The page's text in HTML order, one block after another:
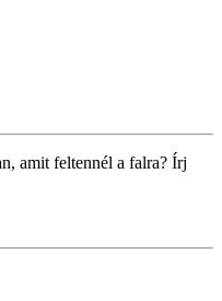
amit feltennél a falra? Írj